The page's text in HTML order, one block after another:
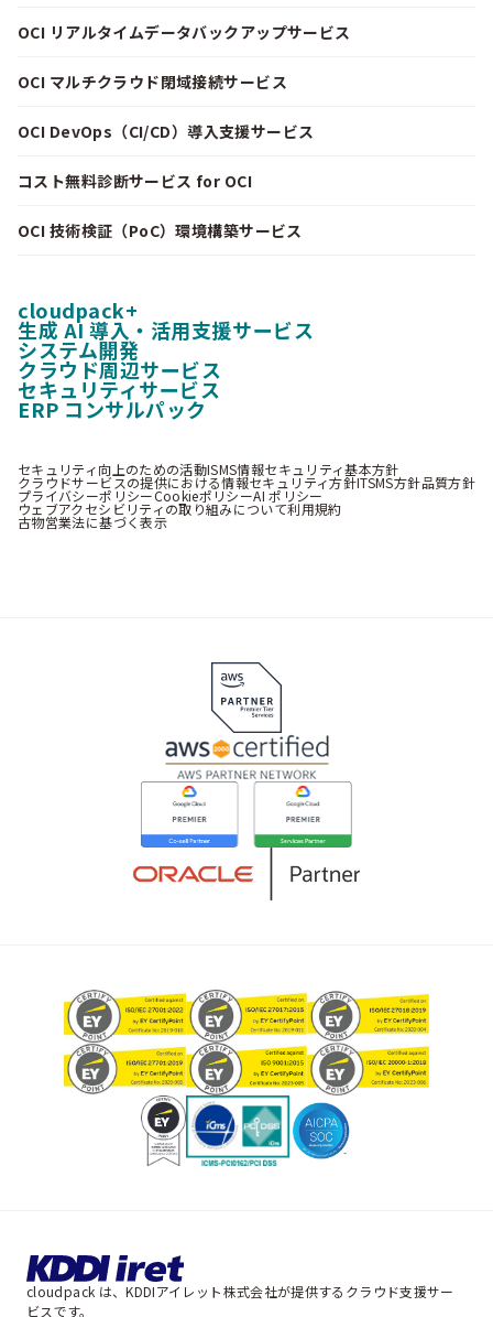
OCI リアルタイムデータバックアップサービス
OCI マルチクラウド閉域接続サービス
OCI DevOps（CI/CD）導入支援サービス
コスト無料診断サービス for OCI
OCI 技術検証（PoC）環境構築サービス
cloudpack+
生成 AI 導入・活用支援サービス
システム開発
クラウド周辺サービス
セキュリティサービス
ERP コンサルパック
セキュリティ向上のための活動ISMS情報セキュリティ基本方針
クラウドサービスの提供における情報セキュリティ方針ITSMS方針品質方針
プライバシーポリシーCookieポリシーAI ポリシー
ウェブアクセシビリティの取り組みについて利用規約
古物営業法に基づく表示
cloudpack は、KDDIアイレット株式会社が提供するクラウド支援サー
ビスです。